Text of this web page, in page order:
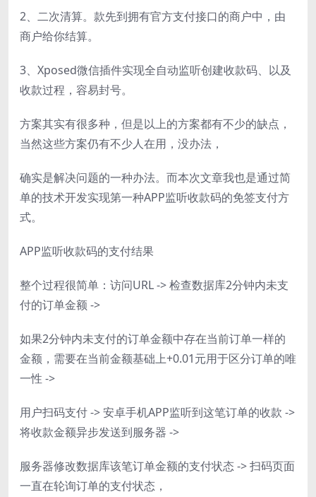
2、二次清算。款先到拥有官方支付接口的商户中，由
商户给你结算。
3、Xposed微信插件实现全自动监听创建收款码、以及
收款过程，容易封号。
方案其实有很多种，但是以上的方案都有不少的缺点，
当然这些方案仍有不少人在用，没办法，
确实是解决问题的一种办法。而本次文章我也是通过简
单的技术开发实现第一种APP监听收款码的免签支付方
式。
APP监听收款码的支付结果
整个过程很简单：访问URL -> 检查数据库2分钟内未支
付的订单金额 ->
如果2分钟内未支付的订单金额中存在当前订单一样的
金额，需要在当前金额基础上+0.01元用于区分订单的唯
一性 ->
用户扫码支付 -> 安卓手机APP监听到这笔订单的收款 ->
将收款金额异步发送到服务器 ->
服务器修改数据库该笔订单金额的支付状态 -> 扫码页面
一直在轮询订单的支付状态，